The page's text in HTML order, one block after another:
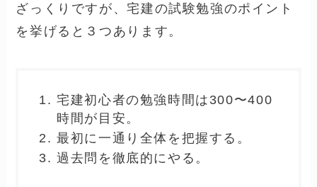
ざっくりですが、宅建の試験勉強のポイント
を挙げると３つあります。
宅建初心者の勉強時間は300〜400
時間が目安。
最初に一通り全体を把握する。
過去問を徹底的にやる。